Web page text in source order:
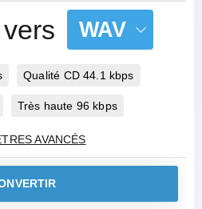
vers WAV
Qualité CD 44.1 kbps
Très haute 96 kbps
AVANCÉS